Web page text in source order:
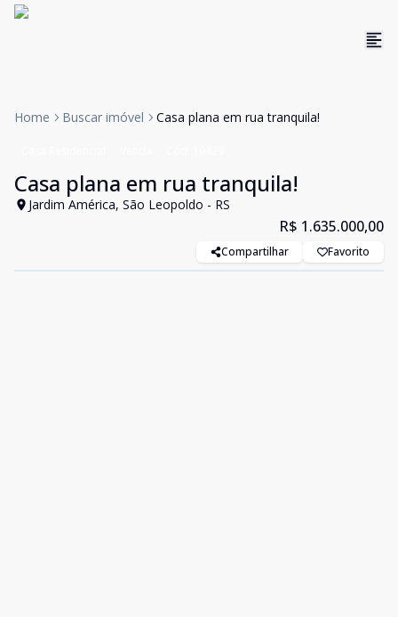
Home Buscar imóvel Casa plana em rua tranquila!
Casa plana em rua tranquila!
Jardim América, São Leopoldo - RS
R$ 1.635.000,00
Compartilhar Favorito